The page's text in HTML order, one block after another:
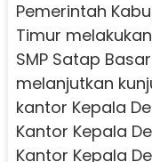
Pemerintah
Timur
SMP Satap
melanjutkan
kantor Kepala
Kantor Kepala
Kantor Kepala